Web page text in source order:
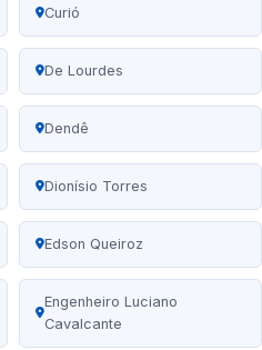
Curió
De Lourdes
Dendê
Dionísio Torres
Edson Queiroz
Engenheiro Luciano
Cavalcante